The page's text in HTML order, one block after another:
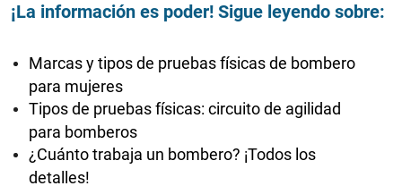
¡La información es poder! Sigue leyendo sobre:
Marcas y tipos de pruebas físicas de bombero
para mujeres
Tipos de pruebas físicas: circuito de agilidad
para bomberos
¿Cuánto trabaja un bombero? ¡Todos los
detalles!